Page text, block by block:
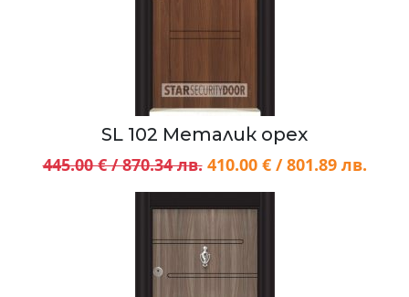
SL 102 Металик орех
445.00 € / 870.34 лв.410.00 € / 801.89 лв.